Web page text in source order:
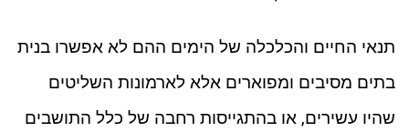
תנאי החיים והכלכלה של הימים ההם לא אפשרו בנית
בתים מסיבים ומפוארים אלא לארמונות השליטים
שהיו עשירים, או בהתגייסות רחבה של כלל התושבים